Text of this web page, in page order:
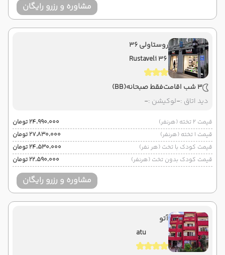
مشاوره و رزرو رایگان
روستاولی 36
Rustaveli 36
3 شب اقامت فقط صبحانه(BB)
دید اتاق :-لوکیشن :-
قیمت 2 تخته (هرنفر)
۲۴٬۹۹۰٬۰۰۰ تومان
قیمت 1 تخته (هرنفر)
۲۷٬۸۳۰٬۰۰۰ تومان
قیمت کودک با تخت (هر نفر)
۲۴٬۵۳۰٬۰۰۰ تومان
قیمت کودک بدون تخت (هرنفر)
۲۲٬۵۹۰٬۰۰۰ تومان
مشاوره و رزرو رایگان
آتو
atu